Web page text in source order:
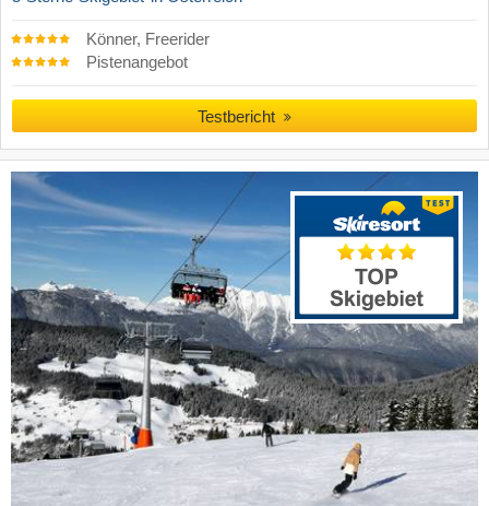
Könner, Freerider
Pistenangebot
Testbericht